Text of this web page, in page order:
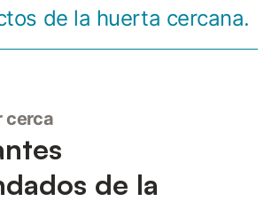
de la huerta cercana.
cerca
de la